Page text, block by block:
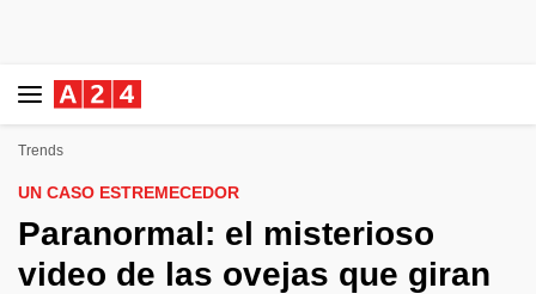
Trends
UN CASO ESTREMECEDOR
Paranormal: el misterioso
video de las ovejas que giran